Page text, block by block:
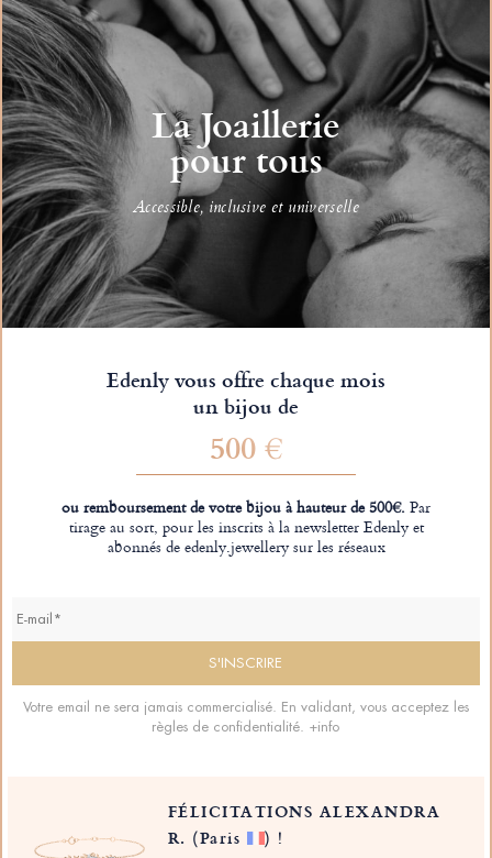
La Joaillerie
pour tous
Accessible, inclusive et universelle
Edenly vous offre chaque mois
un bijou de
500 €
ou remboursement de votre bijou à hauteur de 500€.Par
tirage au sort, pour les inscrits à la newsletter Edenly et
abonnés de edenly.jewellery sur les réseaux
Votre email ne sera jamais commercialisé. En validant, vous acceptez les
règles de confidentialité. +info
FÉLICITATIONS ALEXANDRA
R. (Paris ) !